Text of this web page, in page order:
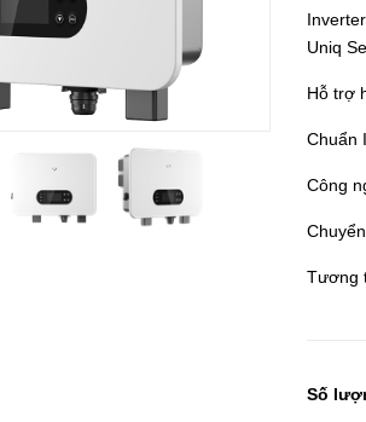
Uniq
Hỗ trợ
Chuẩn
Công
Tương
Số